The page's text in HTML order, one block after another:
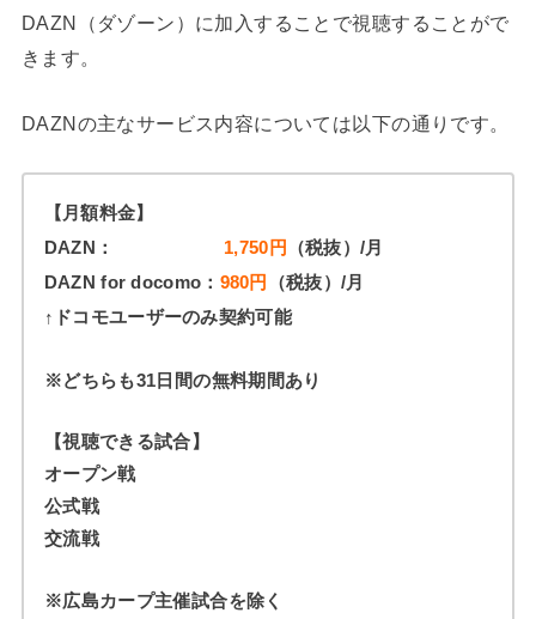
DAZN（ダゾーン）に加入することで視聴することがで
きます。
DAZNの主なサービス内容については以下の通りです。
【月額料金】
DAZN： 1,750円
（税抜）/月
DAZN for docomo： 980円
（税抜）/月
↑ドコモユーザーのみ契約可能
※どちらも31日間の無料期間あり
【視聴できる試合】
オープン戦
公式戦
交流戦
※広島カープ主催試合を除く